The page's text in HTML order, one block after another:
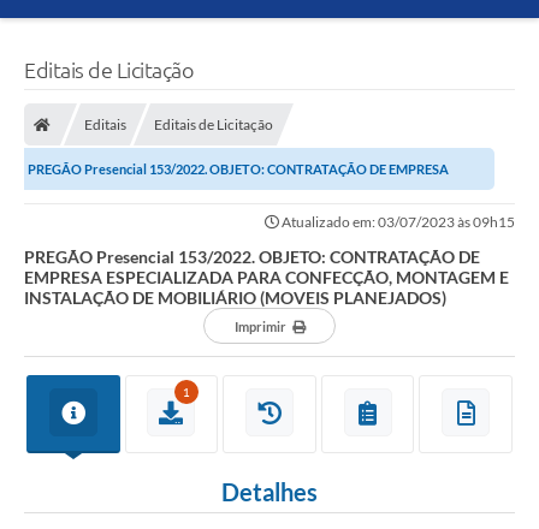
Carta de Serviços
Telefones Úteis
IPTU, ALVARÁ, ISS E OUTROS SERVIÇOS
Notas Fiscais Eletrônicas
Covid-19
Serviços Online
Editais de Licitação
Editais Editais de Licitação
PREGÃO Presencial 153/2022. OBJETO: CONTRATAÇÃO DE EMPRESA
ESPECIALIZADA PARA CONFECÇÃO, MONTAGEM E...
Atualizado em: 03/07/2023 às 09h15
PREGÃO Presencial 153/2022. OBJETO: CONTRATAÇÃO DE
EMPRESA ESPECIALIZADA PARA CONFECÇÃO, MONTAGEM E
INSTALAÇÃO DE MOBILIÁRIO (MOVEIS PLANEJADOS)
Imprimir
1
Detalhes